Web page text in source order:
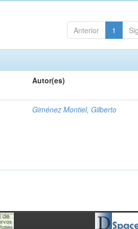
Anterior 1
Autor(es)
Giménez Montiel, Gilberto